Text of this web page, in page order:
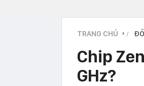
TRANG CHỦ ›
Chip
GHz?